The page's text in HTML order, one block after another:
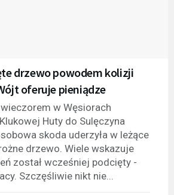
drzewo powodem kolizji
oferuje pieniądze
w Węsiorach
Huty do Sulęczyna
skoda uderzyła w leżące
drzewo. Wiele wskazuje
został wcześniej podcięty -
Szczęśliwie nikt nie...